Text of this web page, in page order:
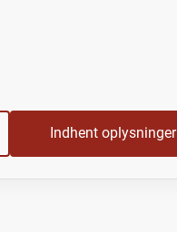
Indhent oplysninger